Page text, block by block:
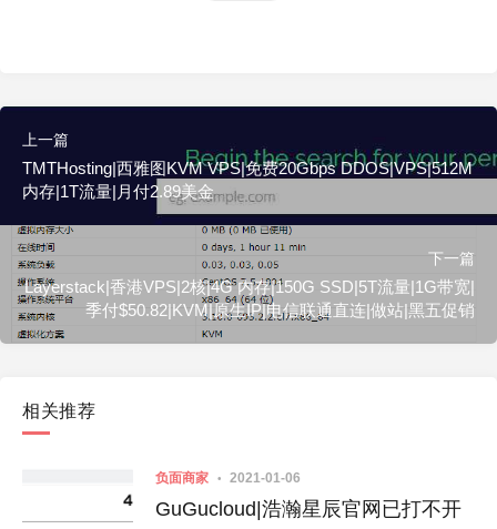
上一篇
TMTHosting|西雅图KVM VPS|免费20Gbps DDOS|VPS|512M
内存|1T流量|月付2.89美金
下一篇
Layerstack|香港VPS|2核|4G 内存|150G SSD|5T流量|1G带宽|
季付$50.82|KVM|原生IP|电信联通直连|做站|黑五促销
相关推荐
负面商家 2021-01-06
GuGucloud|浩瀚星辰官网已打不开